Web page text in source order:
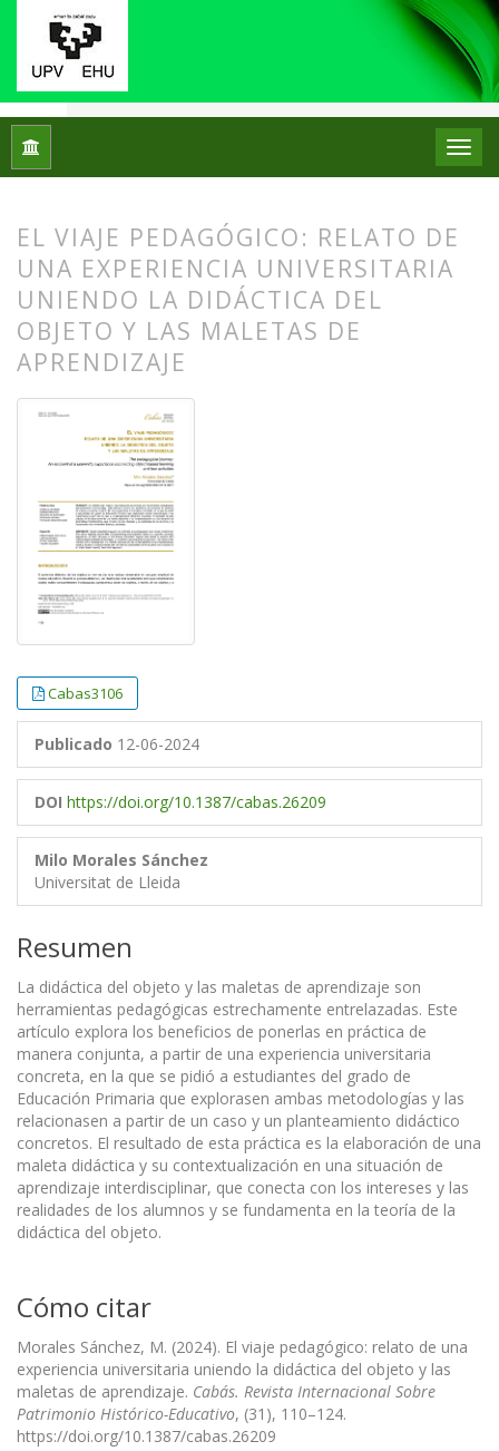
Inicio Núm. 31 (2024): Monográfico: Didáctica
EL VIAJE PEDAGÓGICO: RELATO DE
UNA EXPERIENCIA UNIVERSITARIA
UNIENDO LA DIDÁCTICA DEL
OBJETO Y LAS MALETAS DE
APRENDIZAJE
Cabas3106
Publicado 12-06-2024
DOI https://doi.org/10.1387/cabas.26209
Milo Morales Sánchez
Universitat de Lleida
Resumen
La didáctica del objeto y las maletas de aprendizaje son
herramientas pedagógicas estrechamente entrelazadas. Este
artículo explora los beneficios de ponerlas en práctica de
manera conjunta, a partir de una experiencia universitaria
concreta, en la que se pidió a estudiantes del grado de
Educación Primaria que explorasen ambas metodologías y las
relacionasen a partir de un caso y un planteamiento didáctico
concretos. El resultado de esta práctica es la elaboración de una
maleta didáctica y su contextualización en una situación de
aprendizaje interdisciplinar, que conecta con los intereses y las
realidades de los alumnos y se fundamenta en la teoría de la
didáctica del objeto.
Cómo citar
Morales Sánchez, M. (2024). El viaje pedagógico: relato de una
experiencia universitaria uniendo la didáctica del objeto y las
maletas de aprendizaje. Cabás. Revista Internacional Sobre
Patrimonio Histórico-Educativo, (31), 110–124.
https://doi.org/10.1387/cabas.26209